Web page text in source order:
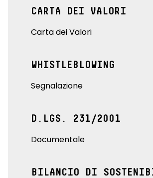
CARTA DEI VALORI
Carta dei Valori
WHISTLEBLOWING
Segnalazione
D.LGS. 231/2001
Documentale
BILANCIO DI